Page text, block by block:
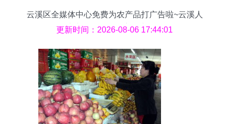
云溪区全媒体中心免费为农产品打广告啦~云溪人
快来围观！农副产品大放送
更新时间：2026-08-06 17:44:01